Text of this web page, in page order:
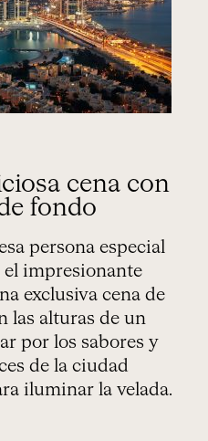
cena con
fondo
persona especial
impresionante
exclusiva cena de
las alturas de un
por los sabores y
de la ciudad
iluminar la velada.